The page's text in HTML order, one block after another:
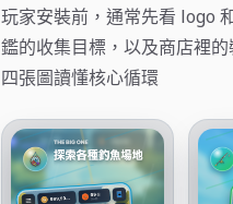
玩家安裝前，通常先看 logo
鑑的收集目標，以及商店裡的
四張圖讀懂核心循環